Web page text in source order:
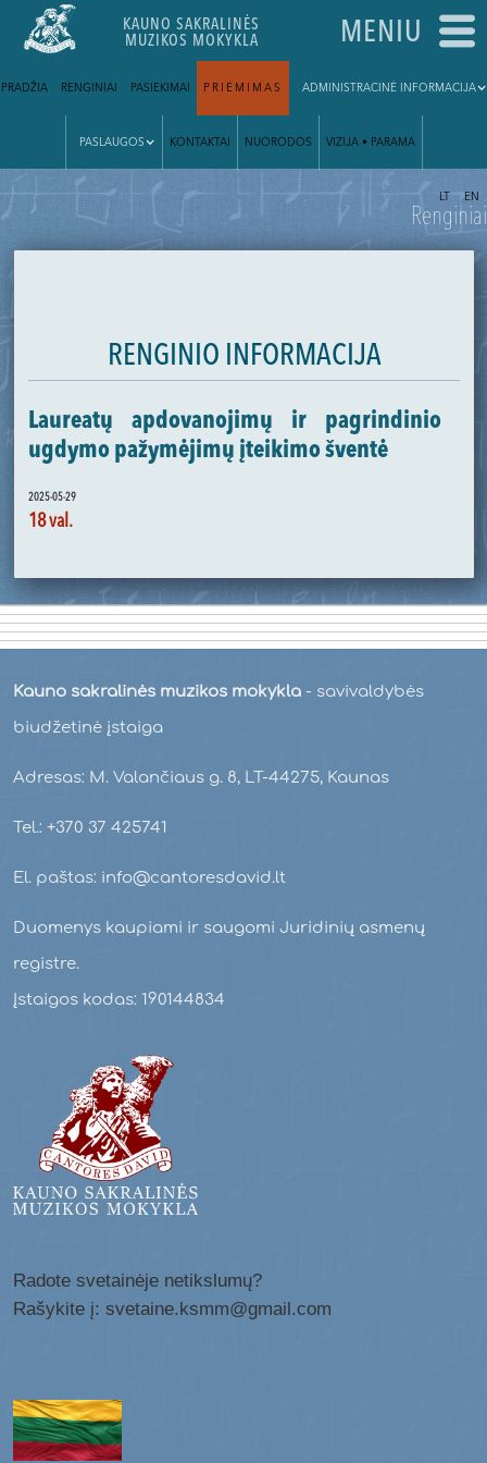
KAUNO SAKRALINĖS
MUZIKOS MOKYKLA
MENIU
PRADŽIA RENGINIAI PASIEKIMAI PRIĖMIMAS ADMINISTRACINĖ INFORMACIJA
PASLAUGOS KONTAKTAI NUORODOS VIZIJA • PARAMA
| LT EN
Renginiai
RENGINIO INFORMACIJA
Laureatų apdovanojimų ir pagrindinio
ugdymo pažymėjimų įteikimo šventė
2025-05-29
18 val.
Kauno sakralinės muzikos mokykla - savivaldybės
biudžetinė įstaiga
Adresas: M. Valančiaus g. 8, LT-44275, Kaunas
Tel.: +370 37 425741
El. paštas: info@cantoresdavid.lt
Duomenys kaupiami ir saugomi Juridinių asmenų
registre.
Įstaigos kodas: 190144834
Radote svetainėje netikslumų?
Rašykite į: svetaine.ksmm@gmail.com